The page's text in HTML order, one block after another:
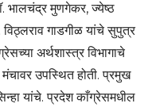
भालचंद्र मुणगेकर, ज्येष्ठ
गाडगीळ यांचे सुपुत्र
अर्थशास्त्र विभागाचे
मंचावर उपस्थित होती. प्रमुख
यांचे. प्रदेश काँग्रेसमधील